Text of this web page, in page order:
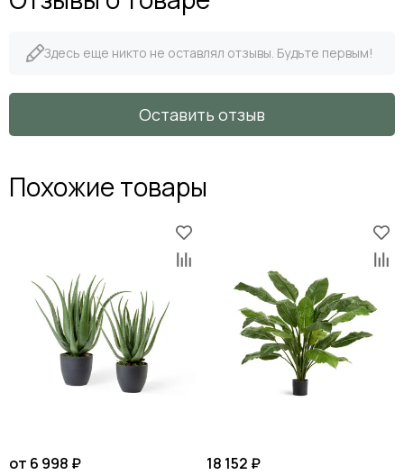
Здесь еще никто не оставлял отзывы. Будьте первым!
Оставить отзыв
Похожие товары
от 6 998 ₽ 18 152 ₽